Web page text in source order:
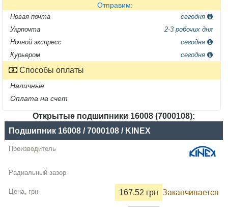
Отправим:
Новая почта
сегодня
Укрпочта
2-3 робочих дня
Ночной экспресс
сегодня
Курьером
сегодня
Способы оплаты
Наличные
Оплата на счет
Открытые подшипники 16008 (7000108):
Название
Производитель
Радиальный
зазор
Цена,
Подшипник 16008 / 7000108 / KINEX
167.52 грн Заканчивается